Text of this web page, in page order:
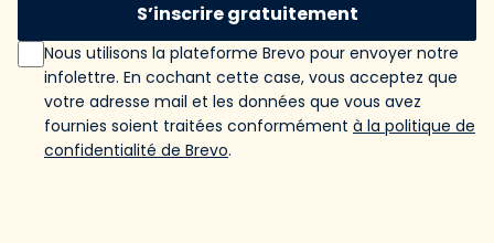
S’inscrire gratuitement
Nous utilisons la plateforme Brevo pour envoyer notre
infolettre. En cochant cette case, vous acceptez que
votre adresse mail et les données que vous avez
fournies soient traitées conformément à la politique de
confidentialité de Brevo.